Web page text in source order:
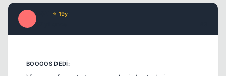
⭐ 19y